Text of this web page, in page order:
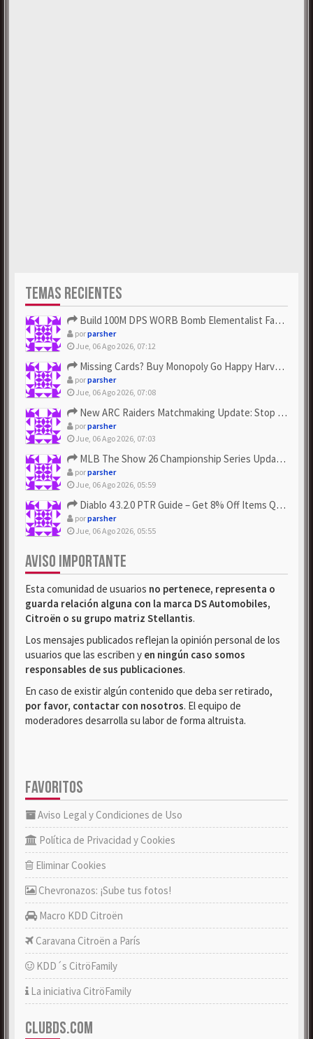
TEMAS RECIENTES
Build 100M DPS WORB Bomb Elementalist Fast - Grab POE Curren...
porparsher
Jue, 06 Ago 2026, 07:12
Missing Cards? Buy Monopoly Go Happy Harvest with Looney Tun...
porparsher
Jue, 06 Ago 2026, 07:08
New ARC Raiders Matchmaking Update: Stop Failed - Grab Bluep...
porparsher
Jue, 06 Ago 2026, 07:03
MLB The Show 26 Championship Series Update! Get Cheap & ...
porparsher
Jue, 06 Ago 2026, 05:59
Diablo 4 3.2.0 PTR Guide – Get 8% Off Items Quickly to Test ...
porparsher
Jue, 06 Ago 2026, 05:55
AVISO IMPORTANTE
Esta comunidad de usuarios no pertenece, representa o
guarda relación alguna con la marca DS Automobiles,
Citroën o su grupo matriz Stellantis.
Los mensajes publicados reflejan la opinión personal de los
usuarios que las escriben y en ningún caso somos
responsables de sus publicaciones.
En caso de existir algún contenido que deba ser retirado,
por favor, contactar con nosotros. El equipo de
moderadores desarrolla su labor de forma altruista.
FAVORITOS
Aviso Legal y Condiciones de Uso
Política de Privacidad y Cookies
Eliminar Cookies
Chevronazos: ¡Sube tus fotos!
Macro KDD Citroën
Caravana Citroën a París
KDD´s CitröFamily
La iniciativa CitröFamily
CLUBDS.COM